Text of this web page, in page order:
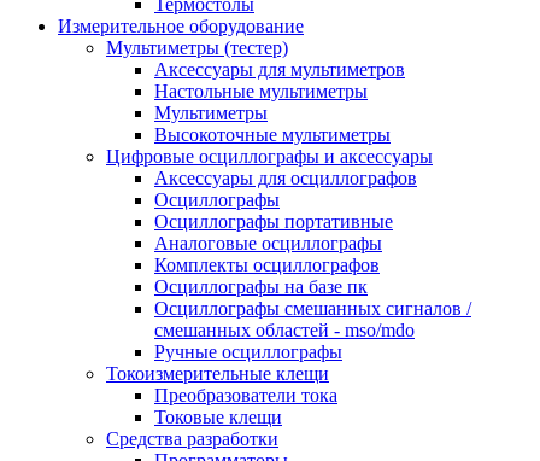
Измерительное оборудование
Мультиметры (тестер)
Аксессуары для мультиметров
Настольные мультиметры
Мультиметры
Высокоточные мультиметры
Цифровые осциллографы и аксессуары
Аксессуары для осциллографов
Осциллографы
Осциллографы портативные
Аналоговые осциллографы
Комплекты осциллографов
Осциллографы на базе пк
Осциллографы смешанных сигналов /
смешанных областей - mso/mdo
Ручные осциллографы
Токоизмерительные клещи
Преобразователи тока
Токовые клещи
Средства разработки